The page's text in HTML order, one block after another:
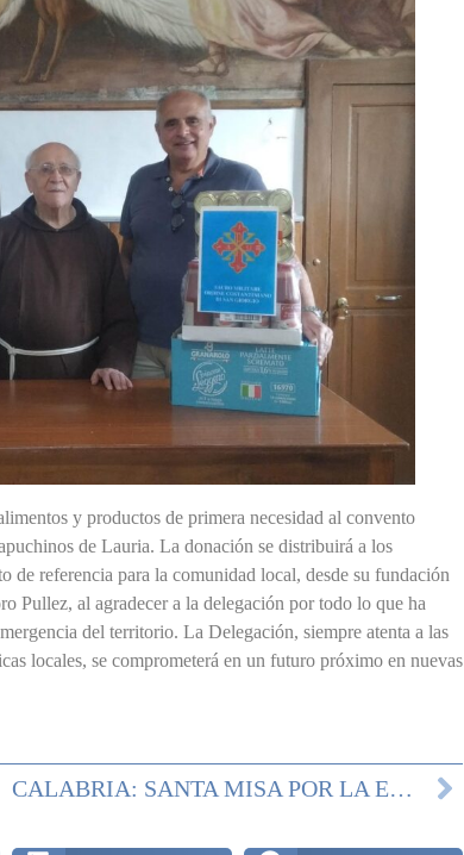
y productos de primera necesidad al convento
de Lauria. La donación se distribuirá a los
de referencia para la comunidad local, desde su fundación
Pullez, al agradecer a la delegación por todo lo que ha
del territorio. La Delegación, siempre atenta a las
locales, se comprometerá en un futuro próximo en nuevas
CALABRIA: SANTA MISA POR LA EXALTACIÓN DE LA SANTA CRUZ